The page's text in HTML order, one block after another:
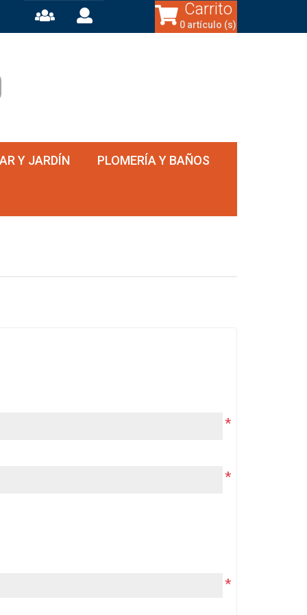
Carrito
0 artículo (s)
Y JARDÍN PLOMERÍA Y BAÑOS
*
*
*